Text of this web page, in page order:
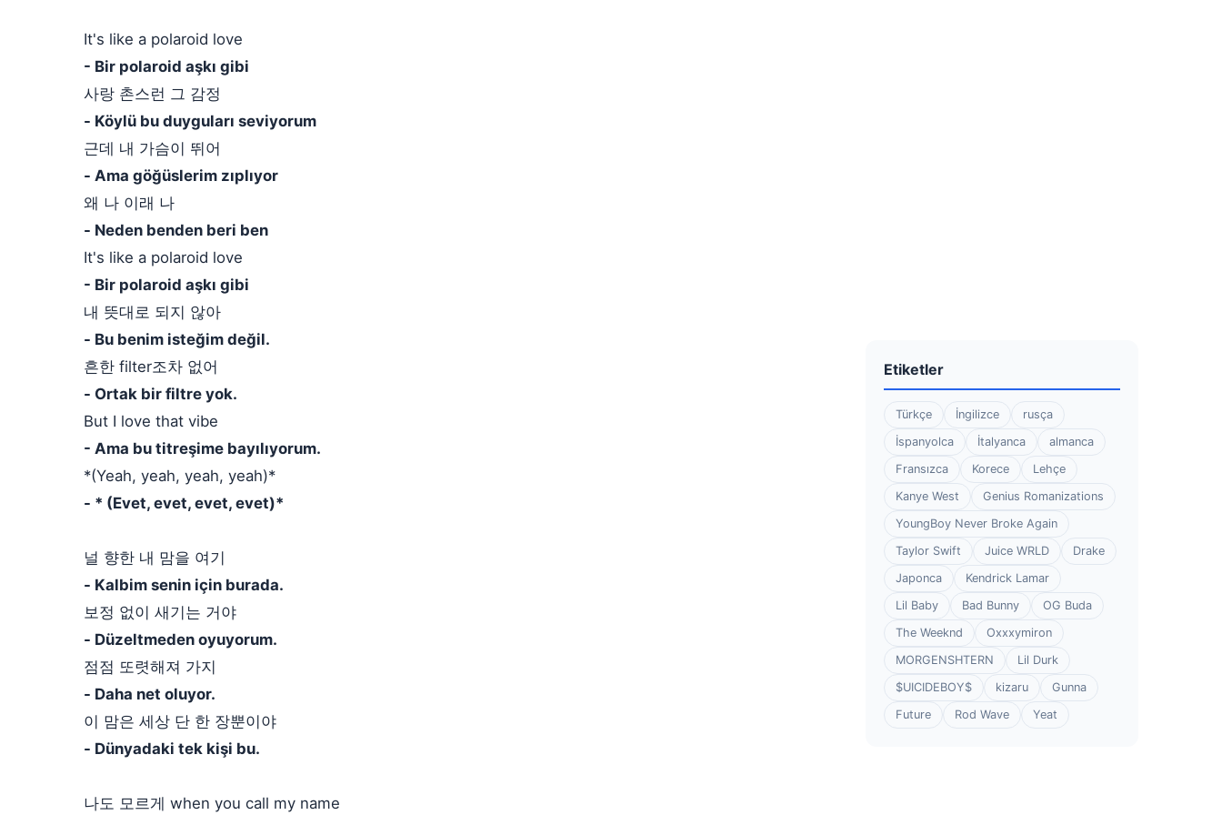
It's like a polaroid love
- Bir polaroid aşkı gibi
사랑 촌스런 그 감정
- Köylü bu duyguları seviyorum
근데 내 가슴이 뛰어
- Ama göğüslerim zıplıyor
왜 나 이래 나
- Neden benden beri ben
It's like a polaroid love
- Bir polaroid aşkı gibi
내 뜻대로 되지 않아
- Bu benim isteğim değil.
흔한 filter조차 없어
- Ortak bir filtre yok.
But I love that vibe
- Ama bu titreşime bayılıyorum.
*(Yeah, yeah, yeah, yeah)*
- * (Evet, evet, evet, evet)*
널 향한 내 맘을 여기
- Kalbim senin için burada.
보정 없이 새기는 거야
- Düzeltmeden oyuyorum.
점점 또렷해져 가지
- Daha net oluyor.
이 맘은 세상 단 한 장뿐이야
- Dünyadaki tek kişi bu.
나도 모르게 when you call my name
Etiketler
Türkçe İngilizce
rusça
İspanyolca
İtalyanca
almanca
Fransızca
Korece
Lehçe
Kanye West
Genius Romanizations
YoungBoy Never Broke Again
Taylor Swift
Juice WRLD
Drake
Japonca
Kendrick Lamar
Lil Baby
Bad Bunny
OG Buda
The Weeknd
Oxxxymiron
MORGENSHTERN
Lil Durk
$UICIDEBOY$
kizaru
Gunna
Future
Rod Wave Yeat